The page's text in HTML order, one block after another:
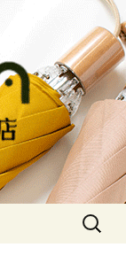
傘をお求
検